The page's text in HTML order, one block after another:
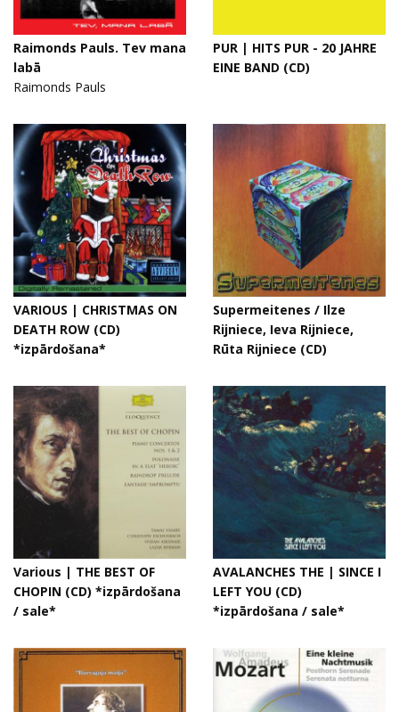
Raimonds Pauls. Tev mana
labā
Raimonds Pauls
PUR | HITS PUR - 20 JAHRE
EINE BAND (CD)
VARIOUS | CHRISTMAS ON
DEATH ROW (CD)
*izpārdošana*
Supermeitenes / Ilze
Rijniece, Ieva Rijniece,
Rūta Rijniece (CD)
Various | THE BEST OF
CHOPIN (CD) *izpārdošana
/ sale*
AVALANCHES THE | SINCE I
LEFT YOU (CD)
*izpārdošana / sale*